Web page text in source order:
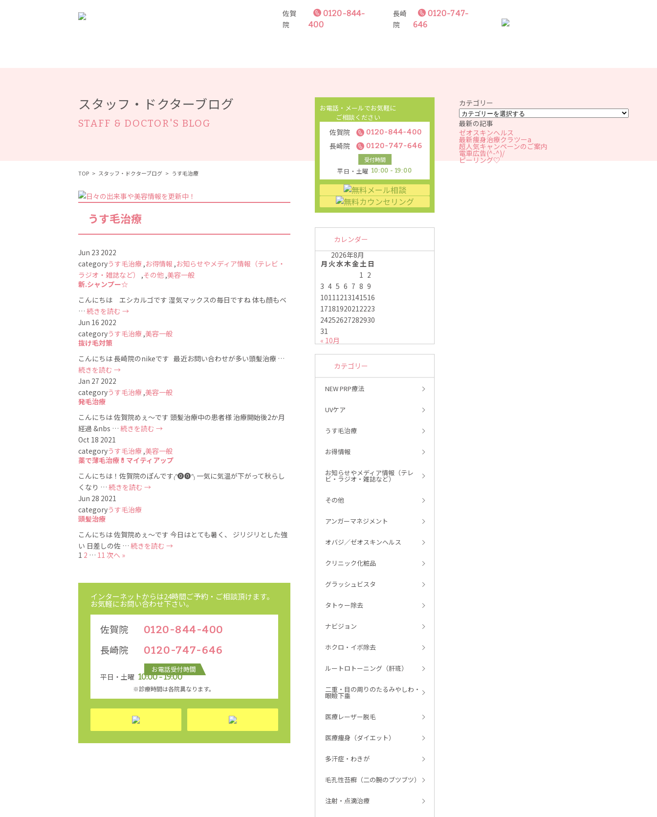
佐賀
院
0120-844-
400
長崎
院
0120-747-
646
スタッフ・ドクターブログ
STAFF & DOCTOR'S BLOG
TOP スタッフ・ドクターブログ うす毛治療
うす毛治療
Jun 23 2022
categoryうす毛治療 ,お得情報 ,お知らせやメディア情報（テレビ・
ラジオ・雑誌など）
,その他 ,美容一般
新.シャンプー☆
こんにちは エシカルゴです 湿気マックスの毎日ですね‍ 体も顔もベ
… 続きを読む →
Jun 16 2022
categoryうす毛治療 ,美容一般
抜け毛対策
こんにちは 長崎院のnikeです 最近お問い合わせが多い頭髪治療 …
続きを読む →
Jan 27 2022
categoryうす毛治療 ,美容一般
発毛治療
こんにちは 佐賀院めぇ〜です 頭髪治療中の患者様 治療開始後2か月
経過 &nbs … 続きを読む →
Oct 18 2021
categoryうす毛治療 ,美容一般
薬で薄毛治療💊マイティアップ
こんにちは！佐賀院のぽんです‪₍ᐢ⓿ө⓿ᐢ₎‬ 一気に気温が下がって秋らし
くなり … 続きを読む →
Jun 28 2021
categoryうす毛治療
頭髪治療
こんにちは 佐賀院めぇ〜です 今日はとても暑く、 ジリジリとした強
い 日差しの佐 … 続きを読む →
1 2 … 11 次へ »
インターネットからは24時間ご予約・ご相談頂けます。
お気軽にお問い合わせ下さい。
佐賀院 0120-844-400
長崎院 0120-747-646
お電話受付時間
平日・土曜 10:00 - 19:00
※診療時間は各院異なります。
お電話・メールでお気軽に
ご相談ください
佐賀院 0120-844-400
長崎院 0120-747-646
受付時間
平日・土曜 10:00 - 19:00
カレンダー
2026年8月
月 火水木金土 日
1 2
3 4 5 6 7 8 9
10111213141516
17181920212223
24252627282930
31
« 10月
カテゴリー
NEW PRP療法
UVケア
うす毛治療
お得情報
お知らせやメディア情報（テレ
ビ・ラジオ・雑誌など）
その他
アンガーマネジメント
オバジ／ゼオスキンヘルス
クリニック化粧品
グラッシュビスタ
タトゥー除去
ナビジョン
ホクロ・イボ除去
ルートロトーニング（肝斑）
二重・目の周りのたるみやしわ・
眼瞼下垂
医療レーザー脱毛
医療痩身（ダイエット）
多汗症・わきが
毛孔性苔癬（二の腕のブツブツ）
注射・点滴治療
カテゴリー
最新の記事
ゼオスキンヘルス
最新痩身治療クラツーa
超人気キャンペーンのご案内
電車広告(^-^)/
ピーリング♡